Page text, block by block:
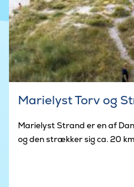
Marielyst Torv og
Marielyst Strand er en af
og den strækker sig ca. 20